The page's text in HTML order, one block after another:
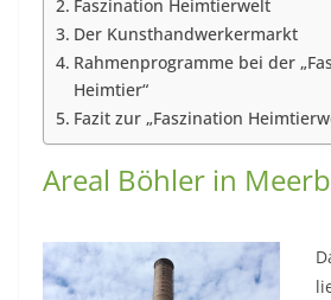
Faszination Heimtierwelt
Der Kunsthandwerkermarkt
Rahmenprogramme bei der
Heimtier“
Fazit zur „Faszination
Areal Böhler in